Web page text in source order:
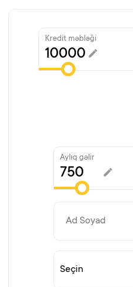
Kredit məbləği
Aylıq gəlir